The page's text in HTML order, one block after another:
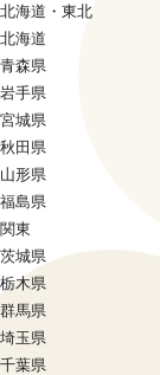
北海道・東北
北海道
青森県
岩手県
宮城県
秋田県
山形県
福島県
関東
茨城県
栃木県
群馬県
埼玉県
千葉県